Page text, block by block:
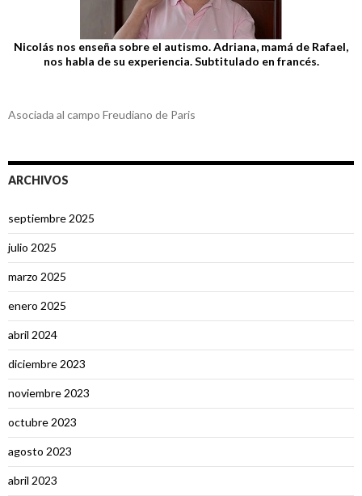
Nicolás nos enseña sobre el autismo. Adriana, mamá de Rafael,
nos habla de su experiencia. Subtitulado en francés.
Asociada al campo Freudiano de Paris
ARCHIVOS
septiembre 2025
julio 2025
marzo 2025
enero 2025
abril 2024
diciembre 2023
noviembre 2023
octubre 2023
agosto 2023
abril 2023